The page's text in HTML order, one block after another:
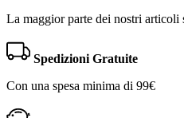
La maggior parte dei nostri articoli
Spedizioni Gratuite
Con una spesa minima di 99€